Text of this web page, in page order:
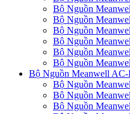
Bộ Nguồn
Bộ Nguồn
Bộ Nguồn
Bộ Nguồn
Bộ Nguồn
Bộ Nguồn
Bộ Nguồn Meanwell
Bộ Nguồn
Bộ Nguồn
Bộ Nguồn